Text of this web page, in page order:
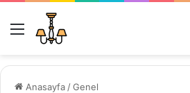
Menü
Anasayfa /Genel